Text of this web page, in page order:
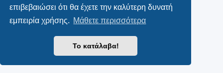
επιβεβαιώσει ότι θα έχετε την καλύτερη δυνατή
εμπειρία χρήσης. Μάθετε περισσότερα
Το κατάλαβα!